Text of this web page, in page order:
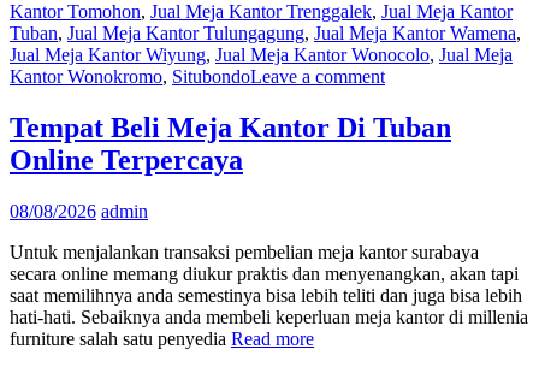
Kantor Tomohon, Jual Meja Kantor Trenggalek, Jual Meja Kantor
Tuban, Jual Meja Kantor Tulungagung, Jual Meja Kantor Wamena,
Jual Meja Kantor Wiyung, Jual Meja Kantor Wonocolo, Jual Meja
Kantor Wonokromo, SitubondoLeave a comment
Tempat Beli Meja Kantor Di Tuban
Online Terpercaya
08/08/2026 admin
Untuk menjalankan transaksi pembelian meja kantor surabaya
secara online memang diukur praktis dan menyenangkan, akan tapi
saat memilihnya anda semestinya bisa lebih teliti dan juga bisa lebih
hati-hati. Sebaiknya anda membeli keperluan meja kantor di millenia
furniture salah satu penyedia Read more